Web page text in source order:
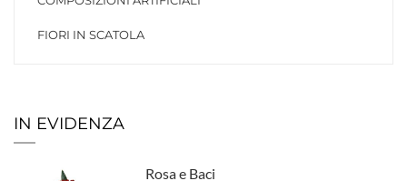
FIORI IN SCATOLA
IN EVIDENZA
Rosa e Baci